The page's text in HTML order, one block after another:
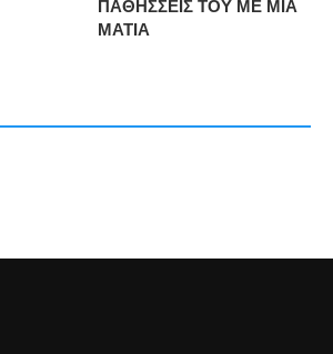
ΠΑΘΗΣΣΕΙΣ ΤΟΥ ΜΕ ΜΙΑ
ΜΑΤΙΑ